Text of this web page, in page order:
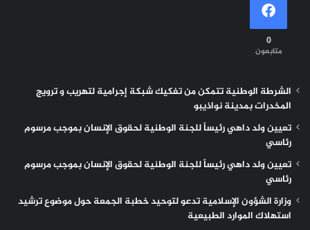
0
متابعون
الشرطة الوطنية تتمكن من تفكيك شبكة إجرامية لتهريب و ترويج
المخدرات بمدينة نواذيبو
تعيين ولد داهي رئيساً للجنة الوطنية لحقوق الإنسان بموجب مرسوم
رئاسي
تعيين ولد داهي رئيساً للجنة الوطنية لحقوق الإنسان بموجب مرسوم
رئاسي
وزارة الشؤون الإسلامية تدعو لتوحيد خطبة الجمعة حول موضوع ترشيد
استهلاك الموارد الطبيعية